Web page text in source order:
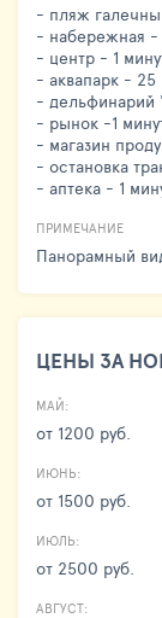
- пляж
- набережная -
- центр - 1
- аквапарк - 25
- дельфинарий
- рынок -1
- магазин
- остановка
- аптека - 1
ПРИМЕЧАНИЕ
Панорамный
ЦЕНЫ ЗА
МАЙ:
от 1200 руб.
ИЮНЬ:
от 1500 руб.
ИЮЛЬ:
от 2500 руб.
АВГУСТ: